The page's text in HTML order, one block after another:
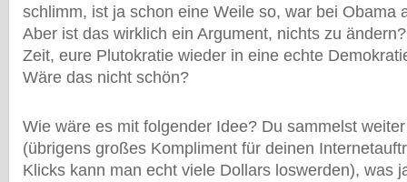
schlimm, ist ja schon eine Weile so, war bei Obama
Aber ist das wirklich ein Argument, nichts zu
Zeit, eure Plutokratie wieder in eine echte
Wäre das nicht schön?
Wie wäre es mit folgender Idee? Du sammelst
(übrigens großes Kompliment für deinen
Klicks kann man echt viele Dollars loswerden), was